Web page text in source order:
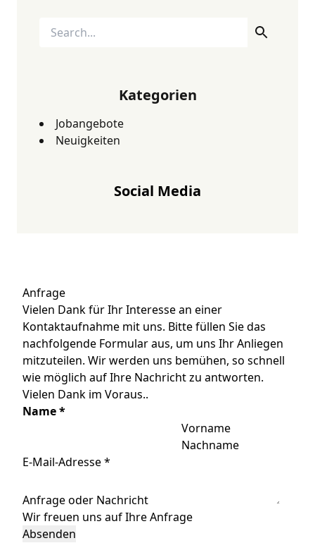
Kategorien
Jobangebote
Neuigkeiten
Social Media
Anfrage
Vielen Dank für Ihr Interesse an einer
Kontaktaufnahme mit uns. Bitte füllen Sie das
nachfolgende Formular aus, um uns Ihr Anliegen
mitzuteilen. Wir werden uns bemühen, so schnell
wie möglich auf Ihre Nachricht zu antworten.
Vielen Dank im Voraus..
Name*
Vorname
Nachname
E-Mail-Adresse*
Anfrage oder Nachricht
Wir freuen uns auf Ihre Anfrage
Absenden